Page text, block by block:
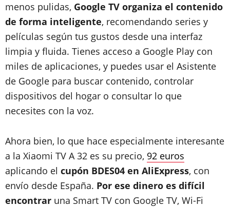
menos pulidas, Google TV organiza el contenido
de forma inteligente, recomendando series y
películas según tus gustos desde una interfaz
limpia y fluida. Tienes acceso a Google Play con
miles de aplicaciones, y puedes usar el Asistente
de Google para buscar contenido, controlar
dispositivos del hogar o consultar lo que
necesites con la voz.
Ahora bien, lo que hace especialmente interesante
a la Xiaomi TV A 32 es su precio, 92 euros
aplicando el cupón BDES04 en AliExpress, con
envío desde España. Por ese dinero es difícil
encontrar una Smart TV con Google TV, Wi-Fi